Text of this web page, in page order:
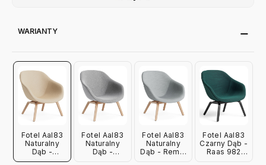
WARIANTY
Fotel Aal83
Naturalny
Dąb -
Hallingdal
Fotel Aal83
Naturalny
Dąb -
Fotel Aal83
Naturalny
Dąb - Remix
Fotel Aal83
Czarny Dąb -
Raas 982